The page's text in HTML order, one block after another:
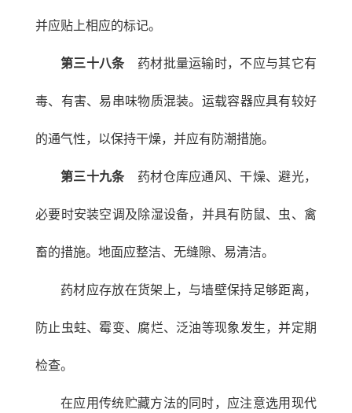
并应贴上相应的标记。
第三十八条药材批量运输时，不应与其它有
毒、有害、易串味物质混装。运载容器应具有较好
的通气性，以保持干燥，并应有防潮措施。
第三十九条药材仓库应通风、干燥、避光，
必要时安装空调及除湿设备，并具有防鼠、虫、禽
畜的措施。地面应整洁、无缝隙、易清洁。
药材应存放在货架上，与墙壁保持足够距离，
防止虫蛀、霉变、腐烂、泛油等现象发生，并定期
检查。
在应用传统贮藏方法的同时，应注意选用现代